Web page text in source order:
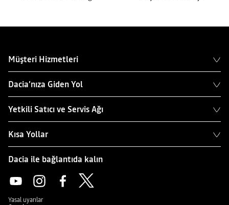
Müşteri Hizmetleri
Dacia’nıza Giden Yol
Yetkili Satıcı ve Servis Ağı
Kısa Yollar
Dacia ile bağlantıda kalın
Yasal uyarılar